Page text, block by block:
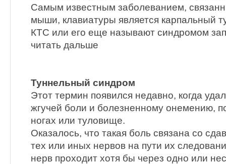
Самым известным заболеванием,
мыши, клавиатуры является карпальный
КТС или его еще называют синдромом
читать дальше
Туннельный синдром
Этот термин появился недавно, когда
жгучей боли и болезненному онемению,
ногах или туловище.
Оказалось, что такая боль связана со
тех или иных нервов на пути их
нерв проходит хотя бы через одно или